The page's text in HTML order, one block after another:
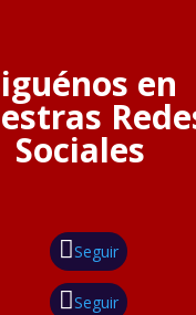
en
Sociales
Seguir
Seguir